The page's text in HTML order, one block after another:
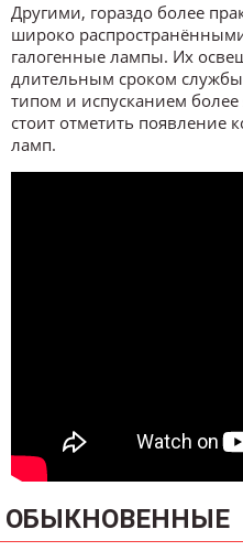
Другими, гораздо более
широко
галогенные лампы. Их
длительным сроком
типом и испусканием более
стоит отметить появление
ламп.
ОБЫКНОВЕННЫЕ